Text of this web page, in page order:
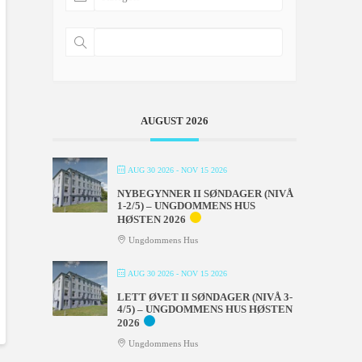
AUGUST 2026
AUG 30 2026 - NOV 15 2026
NYBEGYNNER II SØNDAGER (NIVÅ
1-2/5) – UNGDOMMENS HUS
HØSTEN 2026
Ungdommens Hus
AUG 30 2026 - NOV 15 2026
LETT ØVET II SØNDAGER (NIVÅ 3-
4/5) – UNGDOMMENS HUS HØSTEN
2026
Ungdommens Hus